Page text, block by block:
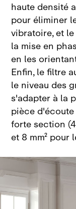
haute densité
pour éliminer
vibratoire, et
la mise en
en les
Enfin, le filtre
le niveau des
s'adapter à la
pièce
forte section
et 8 mm² pour